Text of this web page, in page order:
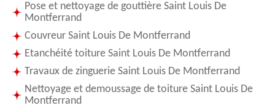
Pose et nettoyage de gouttière Saint Louis De
Montferrand
Couvreur Saint Louis De Montferrand
Etanchéité toiture Saint Louis De Montferrand
Travaux de zinguerie Saint Louis De Montferrand
Nettoyage et demoussage de toiture Saint Louis De
Montferrand